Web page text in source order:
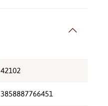
42102
3858887766451